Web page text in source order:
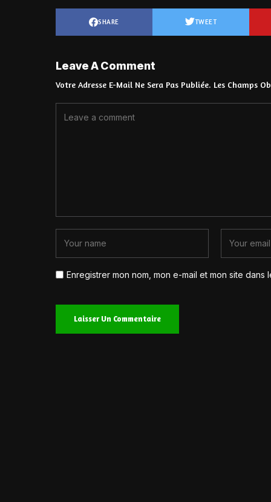
SHARE TWEET
Leave A Comment
Votre Adresse E-Mail Ne Sera Pas Publiée. Les Champs
Enregistrer mon nom, mon e-mail et mon site